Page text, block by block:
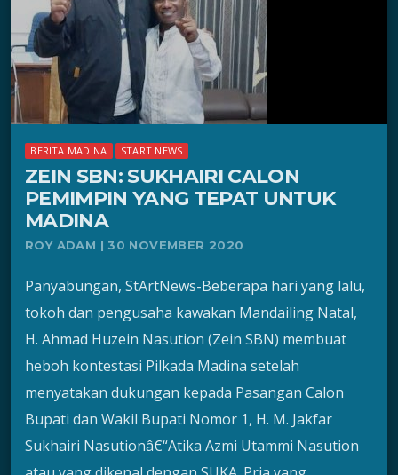
BERITA MADINA START NEWS
ZEIN SBN: SUKHAIRI CALON
PEMIMPIN YANG TEPAT UNTUK
MADINA
ROY ADAM | 30 NOVEMBER 2020
Panyabungan, StArtNews-Beberapa hari yang lalu,
tokoh dan pengusaha kawakan Mandailing Natal,
H. Ahmad Huzein Nasution (Zein SBN) membuat
heboh kontestasi Pilkada Madina setelah
menyatakan dukungan kepada Pasangan Calon
Bupati dan Wakil Bupati Nomor 1, H. M. Jakfar
Sukhairi Nasutionâ€“Atika Azmi Utammi Nasution